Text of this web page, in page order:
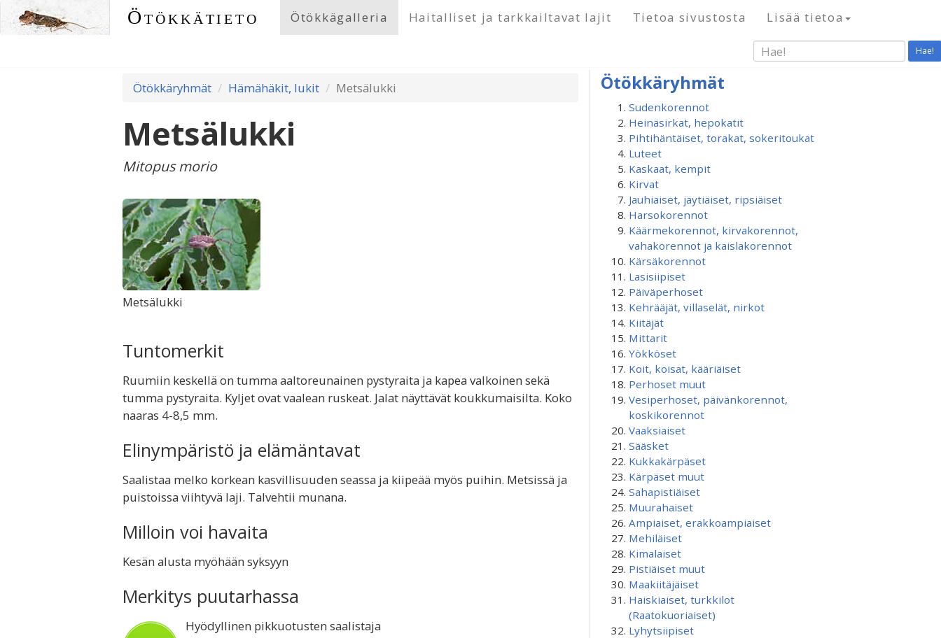
Ötökkätieto Ötökkägalleria Haitalliset ja tarkkailtavat lajit Tietoa sivustosta Lisää tietoa
Hae!
Ötökkäryhmät Hämähäkit, lukit Metsälukki
Metsälukki
Mitopus morio
Metsälukki
Tuntomerkit
Ruumiin keskellä on tumma aaltoreunainen pystyraita ja kapea valkoinen sekä
tumma pystyraita. Kyljet ovat vaalean ruskeat. Jalat näyttävät koukkumaisilta. Koko
naaras 4-8,5 mm.
Elinympäristö ja elämäntavat
Saalistaa melko korkean kasvillisuuden seassa ja kiipeää myös puihin. Metsissä ja
puistoissa viihtyvä laji. Talvehtii munana.
Milloin voi havaita
Kesän alusta myöhään syksyyn
Merkitys puutarhassa
Hyödyllinen pikkuotusten saalistaja
Ötökkäryhmät
Sudenkorennot
Heinäsirkat, hepokatit
Pihtihäntäiset, torakat, sokeritoukat
Luteet
Kaskaat, kempit
Kirvat
Jauhiaiset, jäytiäiset, ripsiäiset
Harsokorennot
Käärmekorennot, kirvakorennot,
vahakorennot ja kaislakorennot
Kärsäkorennot
Lasisiipiset
Päiväperhoset
Kehrääjät, villaselät, nirkot
Kiitäjät
Mittarit
Yökköset
Koit, koisat, kääriäiset
Perhoset muut
Vesiperhoset, päivänkorennot,
koskikorennot
Vaaksiaiset
Sääsket
Kukkakärpäset
Kärpäset muut
Sahapistiäiset
Muurahaiset
Ampiaiset, erakkoampiaiset
Mehiläiset
Kimalaiset
Pistiäiset muut
Maakiitäjäiset
Haiskiaiset, turkkilot
(Raatokuoriaiset)
Lyhytsiipiset